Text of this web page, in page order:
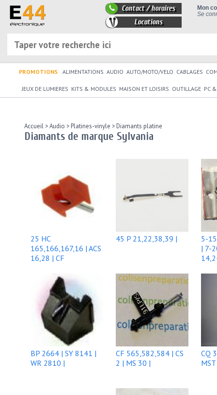
Mon
Se
Contact / horaires
Locations
PROMOTIONS ALIMENTATIONS AUDIO AUTO/MOTO/VELO CABLAGES
JEUX DE LUMIERES KITS & MODULES MAISON ET LOISIRS OUTILLAGE PC
Accueil >Audio >Platines-vinyle >Diamants platine
Diamants de marque Sylvania
25 HC
165,166,167,16 | ACS
16,28 | CF
45 P 21,22,38,39 |
5-
| 7-
BP 2664 | SY 8141 |
WR 2810 |
CF 565,582,584 | CS
2 | MS 30 |
CQ